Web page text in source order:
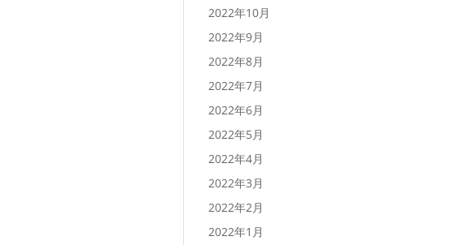
2022年10月
2022年9月
2022年8月
2022年7月
2022年6月
2022年5月
2022年4月
2022年3月
2022年2月
2022年1月